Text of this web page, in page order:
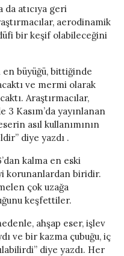
atıcıya geri
aerodinamik
bir keşif olabileceğini
büyüğü, bittiğinde
ve mermi olarak
Araştırmacılar,
Kasım’da yayınlanan
asıl kullanımının
diye yazdı .
kalma en eski
korunanlardan biridir.
çok uzağa
keşfettiler.
ahşap eser, işlev
ve bir kazma çubuğu, iç
diye yazdı. Her